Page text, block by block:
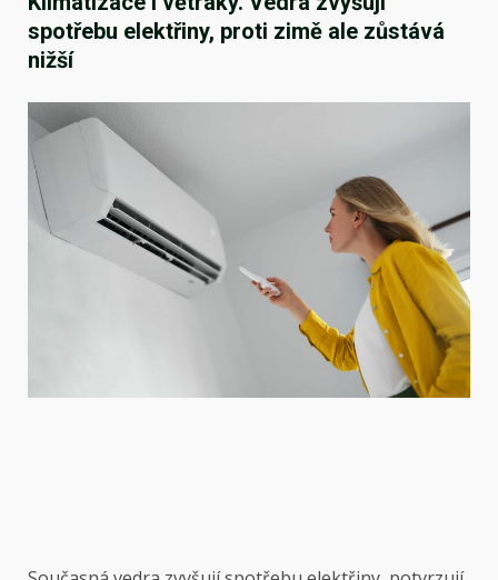
spotřebu elektřiny, proti zimě ale zůstává
nižší